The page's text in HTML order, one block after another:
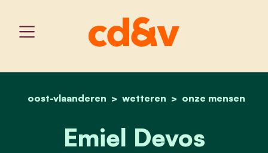
home
oost-vlaanderen wetteren onze mensen
emiel devos
Emiel Devos